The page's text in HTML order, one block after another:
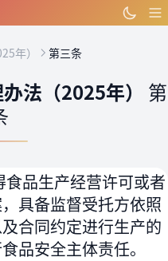
年） 第三条
法（2025年） 第
品生产经营许可或者
具备监督受托方依照
合同约定进行生产的
品安全主体责任。